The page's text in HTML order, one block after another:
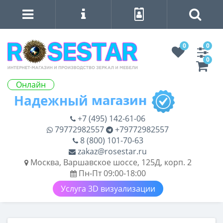
Онлайн
0
0
0
+7 (495) 142-61-06
79772982557
+79772982557
8 (800) 101-70-63
zakaz@rosestar.ru
Москва, Варшавское шоссе, 125Д, корп. 2
Пн-Пт 09:00-18:00
Услуга 3D визуализации